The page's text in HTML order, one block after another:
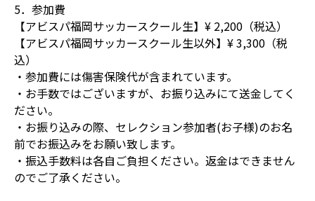
5．参加費
【アビスパ福岡サッカースクール生】¥ 2,200（税込）
【アビスパ福岡サッカースクール生以外】¥ 3,300（税
込）
・参加費には傷害保険代が含まれています。
・お手数ではございますが、お振り込みにて送金してく
ださい。
・お振り込みの際、セレクション参加者(お子様)のお名
前でお振込みをお願い致します。
・振込手数料は各自ご負担ください。返金はできません
のでご了承ください。